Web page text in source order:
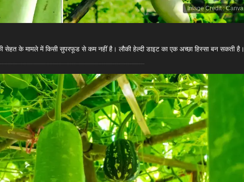
Image Credit: Canva
सेहत के मामले में किसी सुपरफूड से कम नहीं है। लौकी हेल्दी डाइट का एक अच्छा हिस्सा बन सकती है।